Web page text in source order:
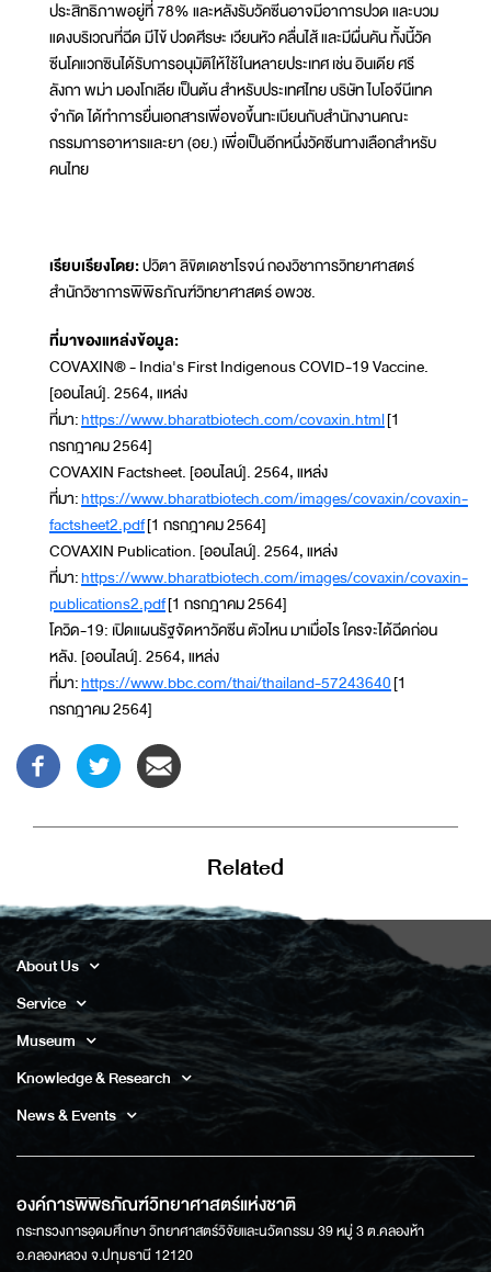
ประสิทธิภาพอยู่ที่ 78% และหลังรับวัคซีนอาจมีอาการปวด และบวม
แดงบริเวณที่ฉีด มีไข้ ปวดศีรษะ เวียนหัว คลื่นไส้ และมีผื่นคัน ทั้งนี้วัค
ซีนโคแวกซินได้รับการอนุมัติให้ใช้ในหลายประเทศ เช่น อินเดีย ศรี
ลังกา พม่า มองโกเลีย เป็นต้น สำหรับประเทศไทย บริษัท ไบโอจีนีเทค
จำกัด ได้ทำการยื่นเอกสารเพื่อขอขึ้นทะเบียนกับสำนักงานคณะ
กรรมการอาหารและยา (อย.) เพื่อเป็นอีกหนึ่งวัคซีนทางเลือกสำหรับ
คนไทย
เรียบเรียงโดย:ปวิตา ลิขิตเดชาโรจน์ กองวิชาการวิทยาศาสตร์
สำนักวิชาการพิพิธภัณฑ์วิทยาศาสตร์ อพวช.
ที่มาของแหล่งข้อมูล:
COVAXIN® - India's First Indigenous COVID-19 Vaccine.
[ออนไลน์]. 2564, แหล่ง
ที่มา:https://www.bharatbiotech.com/covaxin.html[1
กรกฎาคม 2564]
COVAXIN Factsheet. [ออนไลน์]. 2564, แหล่ง
ที่มา:https://www.bharatbiotech.com/images/covaxin/covaxin-
factsheet2.pdf[1 กรกฎาคม 2564]
COVAXIN Publication. [ออนไลน์]. 2564, แหล่ง
ที่มา:https://www.bharatbiotech.com/images/covaxin/covaxin-
publications2.pdf[1 กรกฎาคม 2564]
โควิด-19: เปิดแผนรัฐจัดหาวัคซีน ตัวไหน มาเมื่อไร ใครจะได้ฉีดก่อน
หลัง. [ออนไลน์]. 2564, แหล่ง
ที่มา:https://www.bbc.com/thai/thailand-57243640[1
กรกฎาคม 2564]
Related
About Us
Service
Museum
Knowledge & Research
News & Events
องค์การพิพิธภัณฑ์วิทยาศาสตร์แห่งชาติ
กระทรวงการอุดมศึกษา วิทยาศาสตร์วิจัยและนวัตกรรม 39 หมู่ 3 ต.คลองห้า
อ.คลองหลวง จ.ปทุมธานี 12120